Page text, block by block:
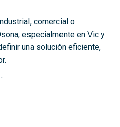
comercial o
especialmente en Vic y
una solución eficiente,
·